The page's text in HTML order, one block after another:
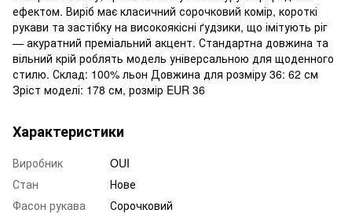
ефектом. Виріб має класичний сорочковий комір, короткі
рукави та застібку на високоякісні ґудзики, що імітують ріг
— акуратний преміальний акцент. Стандартна довжина та
вільний крій роблять модель універсальною для щоденного
стилю. Склад: 100% льон Довжина для розміру 36: 62 см
Зріст моделі: 178 см, розмір EUR 36
Характеристики
Виробник
OUI
Стан
Нове
Фасон рукава
Сорочковий